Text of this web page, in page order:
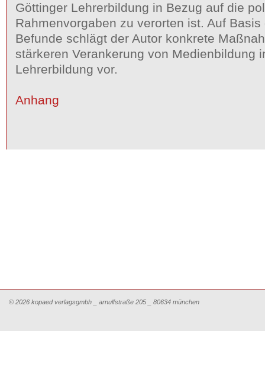
Göttinger Lehrerbildung in Bezug auf die
Rahmenvorgaben zu verorten ist. Auf
Befunde schlägt der Autor konkrete
stärkeren Verankerung von Medienbildung
Lehrerbildung vor.
Anhang
© 2026 kopaed verlagsgmbh _ arnulfstraße 205 _ 80634 münchen